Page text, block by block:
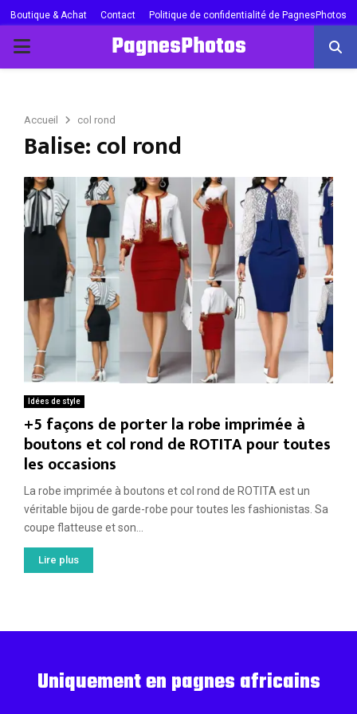
Boutique & Achat Contact Politique de confidentialité de PagnesPhotos
PRIMARY
PagnesPhotos
Accueil col rond
Balise: col rond
Idées de style
+5 façons de porter la robe imprimée à
boutons et col rond de ROTITA pour toutes
les occasions
La robe imprimée à boutons et col rond de ROTITA est un
véritable bijou de garde-robe pour toutes les fashionistas. Sa
coupe flatteuse et son...
Lire plus
Uniquement en pagnes africains